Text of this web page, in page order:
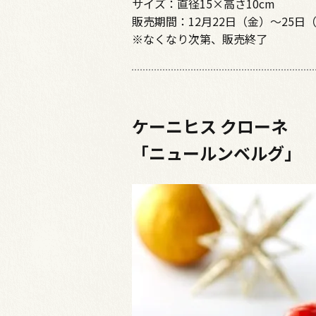
サイズ：直径15×高さ10cm
販売期間：12月22日（金）～25日
※なくなり次第、販売終了
ケーニヒス クローネ
「ニュールンベルグ」